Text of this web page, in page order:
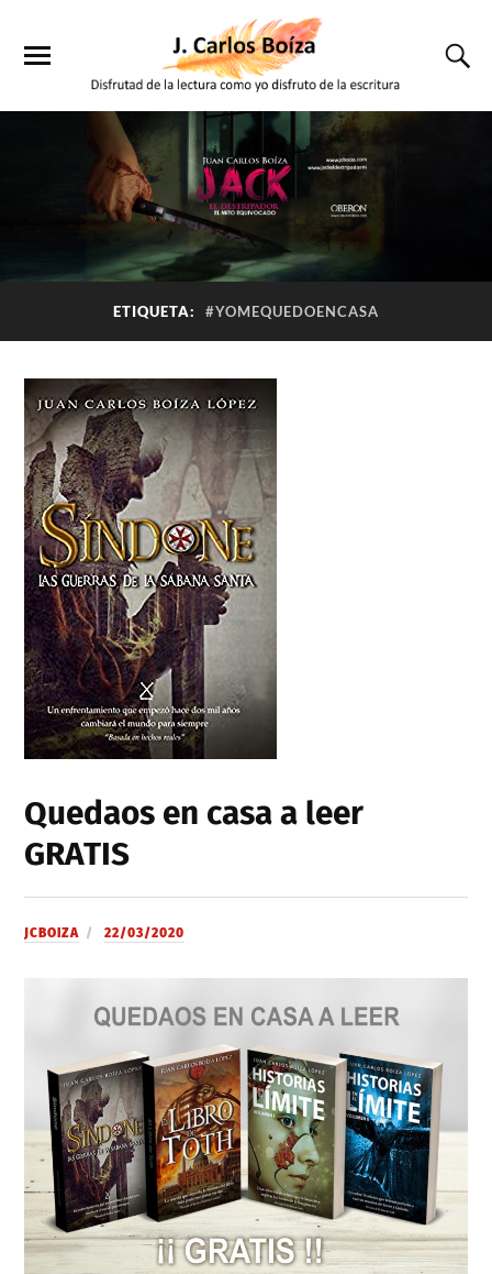
ETIQUETA: #YOMEQUEDOENCASA
Quedaos en casa a leer
GRATIS
JCBOIZA 22/03/2020